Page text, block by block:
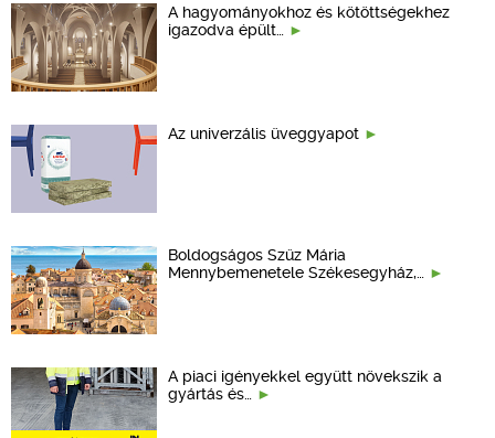
A hagyományokhoz és kötöttségekhez
igazodva épült…
Az univerzális üveggyapot
Boldogságos Szűz Mária
Mennybemenetele Székesegyház,…
A piaci igényekkel együtt növekszik a
gyártás és…